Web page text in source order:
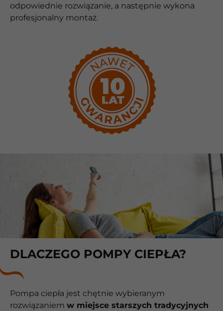
odpowiednie rozwiązanie, a następnie wykona
profesjonalny montaż.
DLACZEGO POMPY CIEPŁA?
Pompa ciepła jest chętnie wybieranym
rozwiązaniem w miejsce starszych tradycyjnych